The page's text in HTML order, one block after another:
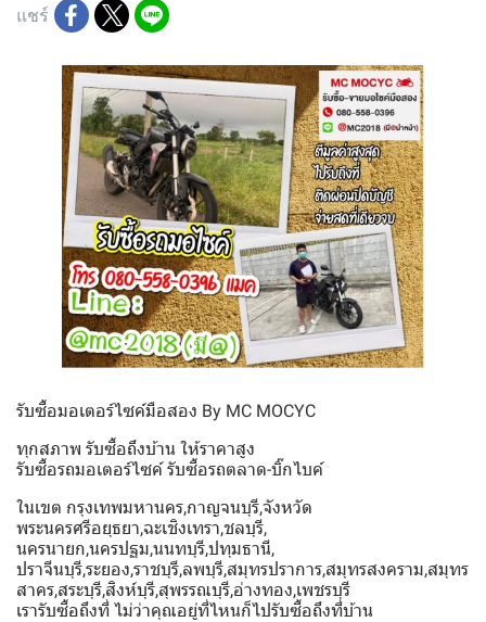
แชร์
รับซื้อมอเตอร์ไซค์มือสอง By MC MOCYC
ทุกสภาพ รับซื้อถึงบ้าน ให้ราคาสูง
รับซื้อรถมอเตอร์ไซค์ รับซื้อรถตลาด-บิ๊กไบค์
ในเขต กรุงเทพมหานคร,กาญจนบุรี,จังหวัด
พระนครศรีอยุธยา,ฉะเชิงเทรา,ชลบุรี,
นครนายก,นครปฐม,นนทบุรี,ปทุมธานี,
ปราจีนบุรี,ระยอง,ราชบุรี,ลพบุรี,สมุทรปราการ,สมุทรสงคราม,สมุทร
สาคร,สระบุรี,สิงห์บุรี,สุพรรณบุรี,อ่างทอง,เพชรบุรี
เรารับซื้อถึงที่ ไม่ว่าคุณอยู่ที่ไหนก็ไปรับซื้อถึงที่บ้าน